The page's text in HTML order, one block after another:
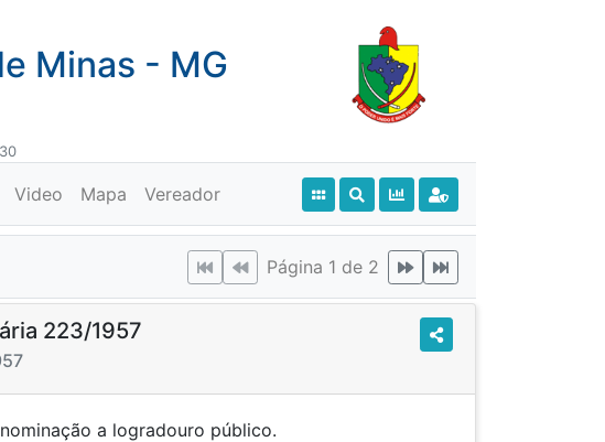
Minas - MG
Video Mapa Vereador
Página 1 de 2
223/1957
denominação a logradouro público.